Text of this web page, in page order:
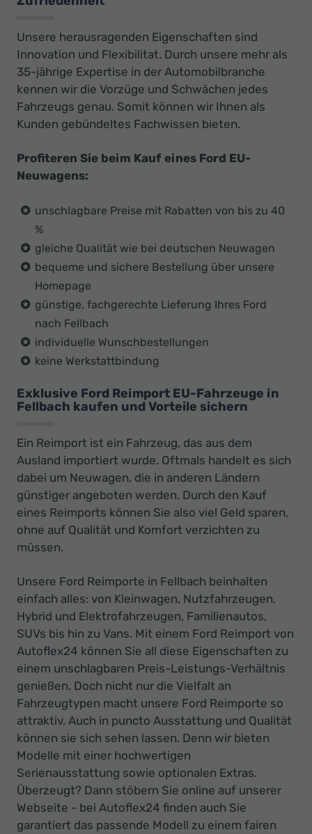
Unsere herausragenden Eigenschaften sind
Innovation und Flexibilitat. Durch unsere mehr als
35-jährige Expertise in der Automobilbranche
kennen wir die Vorzüge und Schwächen jedes
Fahrzeugs genau. Somit können wir Ihnen als
Kunden gebündeltes Fachwissen bieten.
Profiteren Sie beim Kauf eines Ford EU-
Neuwagens:
unschlagbare Preise mit Rabatten von bis zu 40
%
gleiche Qualität wie bei deutschen Neuwagen
bequeme und sichere Bestellung über unsere
Homepage
günstige, fachgerechte Lieferung Ihres Ford
nach Fellbach
individuelle Wunschbestellungen
keine Werkstattbindung
Exklusive Ford Reimport EU-Fahrzeuge in
Fellbach kaufen und Vorteile sichern
Ein Reimport ist ein Fahrzeug, das aus dem
Ausland importiert wurde. Oftmals handelt es sich
dabei um Neuwagen, die in anderen Ländern
günstiger angeboten werden. Durch den Kauf
eines Reimports können Sie also viel Geld sparen,
ohne auf Qualität und Komfort verzichten zu
müssen.
Unsere Ford Reimporte in Fellbach beinhalten
einfach alles: von Kleinwagen, Nutzfahrzeugen,
Hybrid und Elektrofahrzeugen, Familienautos,
SUVs bis hin zu Vans. Mit einem Ford Reimport von
Autoflex24 können Sie all diese Eigenschaften zu
einem unschlagbaren Preis-Leistungs-Verhältnis
genießen. Doch nicht nur die Vielfalt an
Fahrzeugtypen macht unsere Ford Reimporte so
attraktiv. Auch in puncto Ausstattung und Qualität
können sie sich sehen lassen. Denn wir bieten
Modelle mit einer hochwertigen
Serienausstattung sowie optionalen Extras.
Überzeugt? Dann stöbern Sie online auf unserer
Webseite - bei Autoflex24 finden auch Sie
garantiert das passende Modell zu einem fairen